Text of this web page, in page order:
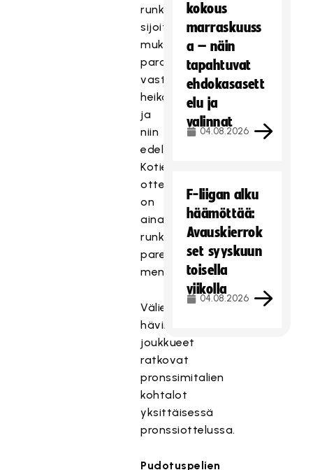
runkosarjan
sijoitusten
mukaan,
paras
vastaan
heikoin
ja
niin
edelleen
Kotietu
ottelusarjoissa
on
aina
runkosarjassa
paremmin
menestyneellä.
Välierien
hävinneet
joukkueet
ratkovat
pronssimitalien
kohtalot
yksittäisessä
pronssiottelussa.
Pudotuspelien
kokous
marraskuuss
a – näin
tapahtuvat
ehdokasasett
elu ja
valinnat
04.08.2026
F-liigan alku
häämöttää:
Avauskierrok
set syyskuun
toisella
viikolla
04.08.2026